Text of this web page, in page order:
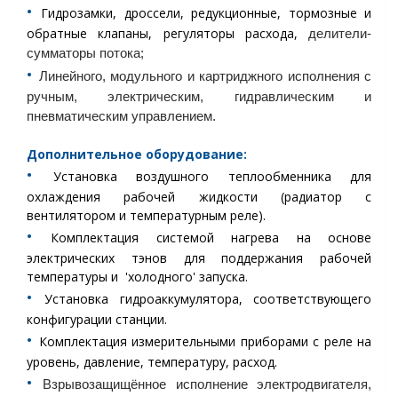
•︎
Гидрозамки, дроссели, редукционные, тормозные и
обратные клапаны, регуляторы расхода,
делители-
сумматоры потока;
•︎ Линейного, модульного и картриджного исполнения с
ручным, электрическим, гидравлическим и
пневматическим управлением.
Дополнительное оборудование:
•︎
Установка воздушного теплообменника для
охлаждения рабочей жидкости (радиатор с
вентилятором и температурным реле).
•︎
Комплектация системой нагрева на основе
электрических тэнов для поддержания рабочей
температуры и 'холодного' запуска.
•︎
Установка гидроаккумулятора, соответствующего
конфигурации станции.
•︎ Комплектация измерительными приборами с реле на
уровень, давление, температуру, расход.
•︎
Взрывозащищённое исполнение электродвигателя,